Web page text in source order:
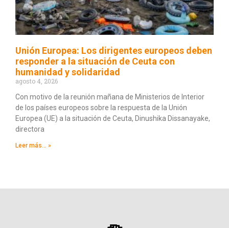
Unión Europea: Los dirigentes europeos deben
responder a la situación de Ceuta con
humanidad y solidaridad
agosto 4, 2026
Con motivo de la reunión mañana de Ministerios de Interior
de los países europeos sobre la respuesta de la Unión
Europea (UE) a la situación de Ceuta, Dinushika Dissanayake,
directora
Leer más... »